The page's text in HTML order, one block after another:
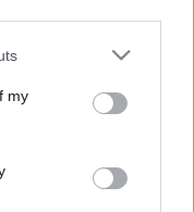
one or more Google
You may click to
third-party tags to
in below Google
my